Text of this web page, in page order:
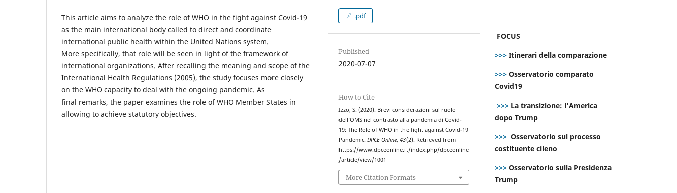
This article aims to analyze the role of WHO in the fight against Covid-19
as the main international body called to direct and coordinate
international public health within the United Nations system.
More specifically, that role will be seen in light of the framework of
international organizations. After recalling the meaning and scope of the
International Health Regulations (2005), the study focuses more closely
on the WHO capacity to deal with the ongoing pandemic. As
final remarks, the paper examines the role of WHO Member States in
allowing to achieve statutory objectives.
.pdf
Published
2020-07-07
How to Cite
Izzo, S. (2020). Brevi considerazioni sul ruolo
dell’OMS nel contrasto alla pandemia di Covid-
19: The Role of WHO in the fight against Covid-19
Pandemic.DPCE Online,43(2). Retrieved from
https://www.dpceonline.it/index.php/dpceonline
/article/view/1001
More Citation Formats
FOCUS
>>> Itinerari della comparazione
>>> Osservatorio comparato
Covid19
>>> La transizione: l’America
dopo Trump
>>> Osservatorio sul processo
costituente cileno
>>> Osservatorio sulla Presidenza
Trump